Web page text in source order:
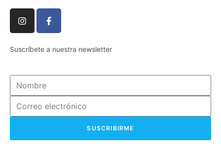
Suscríbete a nuestra newsletter
SUSCRIBIRME